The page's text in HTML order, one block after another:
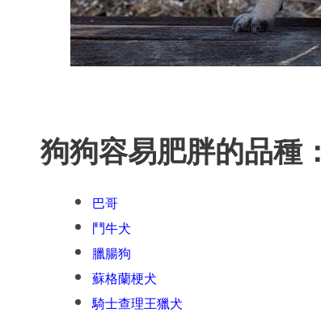
狗狗容易肥胖的品種：
巴哥
鬥牛犬
臘腸狗
蘇格蘭梗犬
騎士查理王獵犬